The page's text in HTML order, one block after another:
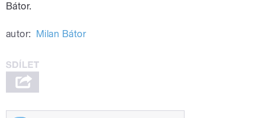
Bátor.
autor: Milan Bátor